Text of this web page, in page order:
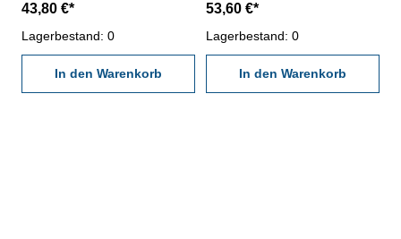
den gültigen Vorschriften von
VDI/VDE/DGQ 2618 oder
nach angegebenen
Werksnormen
43,80 €*
Lagerbestand: 0
In den Warenkorb
den gültigen Vorschriften von
VDI/VDE/DGQ 2618 oder
nach angegebenen
Werksnormen
53,60 €*
Lagerbestand: 0
In den Warenkorb